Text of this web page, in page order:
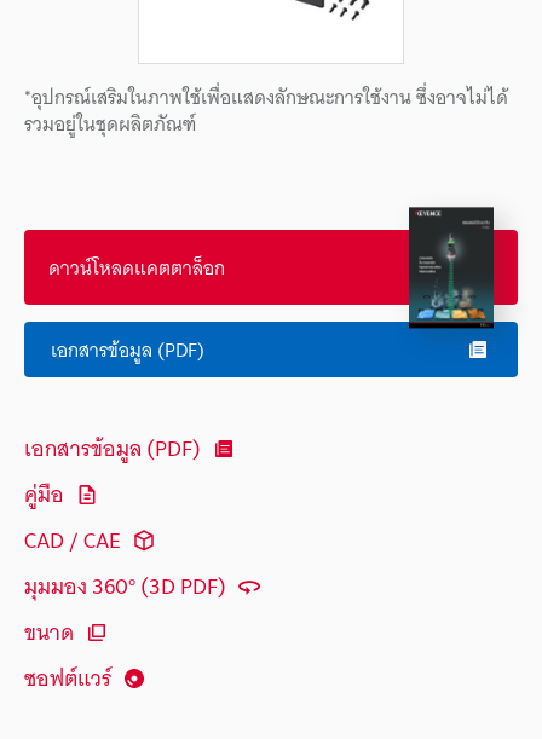
*อุปกรณ์เสริมในภาพใช้เพื่อแสดงลักษณะการใช้งาน ซึ่งอาจไม่ได้
รวมอยู่ในชุดผลิตภัณฑ์
ดาวน์โหลดแคตตาล็อก
เอกสารข้อมูล (PDF)
เอกสารข้อมูล (PDF)
คู่มือ
CAD / CAE
มุมมอง 360° (3D PDF)
ขนาด
ซอฟต์แวร์